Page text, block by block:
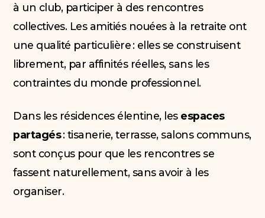
à un club, participer à des rencontres
collectives. Les amitiés nouées à la retraite ont
une qualité particulière : elles se construisent
librement, par affinités réelles, sans les
contraintes du monde professionnel.
Dans les résidences élentine, les espaces
partagés: tisanerie, terrasse, salons communs,
sont conçus pour que les rencontres se
fassent naturellement, sans avoir à les
organiser.